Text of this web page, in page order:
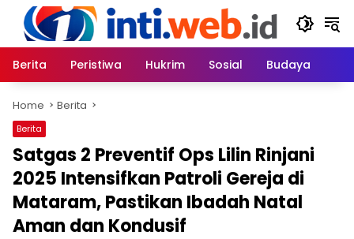
content
Berita
Peristiwa Hukrim Sosial Budaya
Home Berita
Berita
Satgas 2 Preventif Ops Lilin Rinjani
2025 Intensifkan Patroli Gereja di
Mataram, Pastikan Ibadah Natal
Aman dan Kondusif